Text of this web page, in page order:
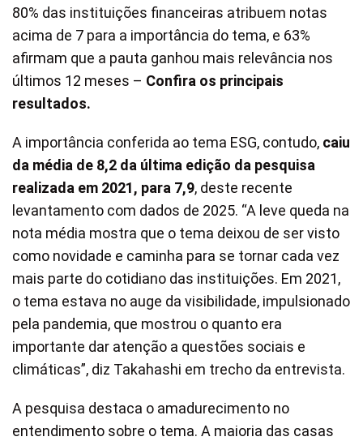
80% das instituições financeiras atribuem notas
acima de 7 para a importância do tema, e 63%
afirmam que a pauta ganhou mais relevância nos
últimos 12 meses – Confira os principais
resultados.
A importância conferida ao tema ESG, contudo, caiu
da média de 8,2 da última edição da pesquisa
realizada em 2021, para 7,9, deste recente
levantamento com dados de 2025. “A leve queda na
nota média mostra que o tema deixou de ser visto
como novidade e caminha para se tornar cada vez
mais parte do cotidiano das instituições. Em 2021,
o tema estava no auge da visibilidade, impulsionado
pela pandemia, que mostrou o quanto era
importante dar atenção a questões sociais e
climáticas”, diz Takahashi em trecho da entrevista.
A pesquisa destaca o amadurecimento no
entendimento sobre o tema. A maioria das casas